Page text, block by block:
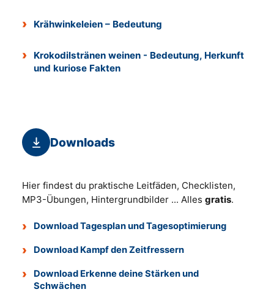
Krähwinkeleien – Bedeutung
Krokodilstränen weinen - Bedeutung, Herkunft
und kuriose Fakten
Downloads
Hier findest du praktische Leitfäden, Checklisten,
MP3-Übungen, Hintergrundbilder ... Alles gratis.
Download Tagesplan und Tagesoptimierung
Download Kampf den Zeitfressern
Download Erkenne deine Stärken und
Schwächen